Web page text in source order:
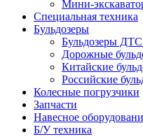
Мини-
Специальная техника
Бульдозеры
Бульдозеры
Дорожные
Китайские
Российские
Колесные погрузчики
Запчасти
Навесное
Б/У техника